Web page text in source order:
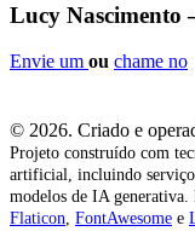
Lucy Nascimento
Envie um ou chame no
© 2026. Criado e
Projeto construído com
artificial, incluindo
modelos de IA generativa.
Flaticon, FontAwesome e